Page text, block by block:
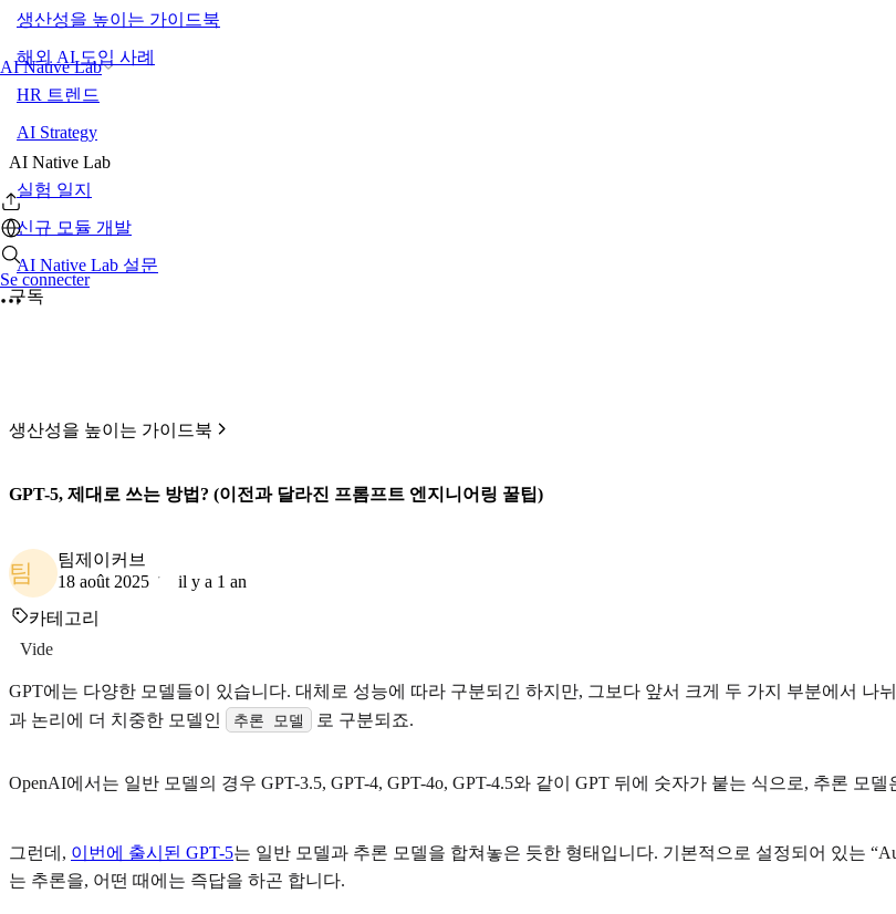
AI Native Lab
Se connecter
생산성을 높이는 가이드북
해외 AI 도입 사례
HR 트렌드
AI Strategy
AI Native Lab
실험 일지
신규 모듈 개발
AI Native Lab 설문
구독
생산성을 높이는 가이드북
GPT-5, 제대로 쓰는 방법? (이전과 달라진 프롬프트 엔지니어링 꿀팁)
팀
팀제이커브
18 août 2025
il y a 1 an
카테고리
Vide
GPT에는 다양한 모델들이 있습니다. 대체로 성능에 따라 구분되긴 하지만, 그보다 앞서 크게 두 가지 부분에서 나
과 논리에 더 치중한 모델인
추론 모델 로 구분되죠.
OpenAI에서는 일반 모델의 경우 GPT-3.5, GPT-4, GPT-4o, GPT-4.5와 같이 GPT 뒤에 숫자가 붙는 식으로, 추론 모
그런데, 이번에 출시된 GPT-5는 일반 모델과 추론 모델을 합쳐놓은 듯한 형태입니다. 기본적으로 설정되어 있는
는 추론을, 어떤 때에는 즉답을 하곤 합니다.